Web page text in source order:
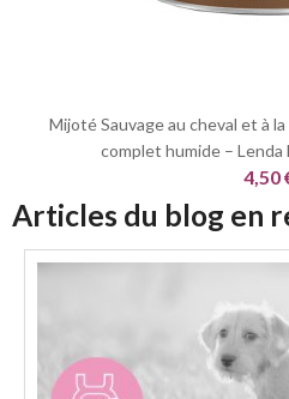
Mijoté Sauvage au cheval et à
complet humide –
4,50
Articles du blog en